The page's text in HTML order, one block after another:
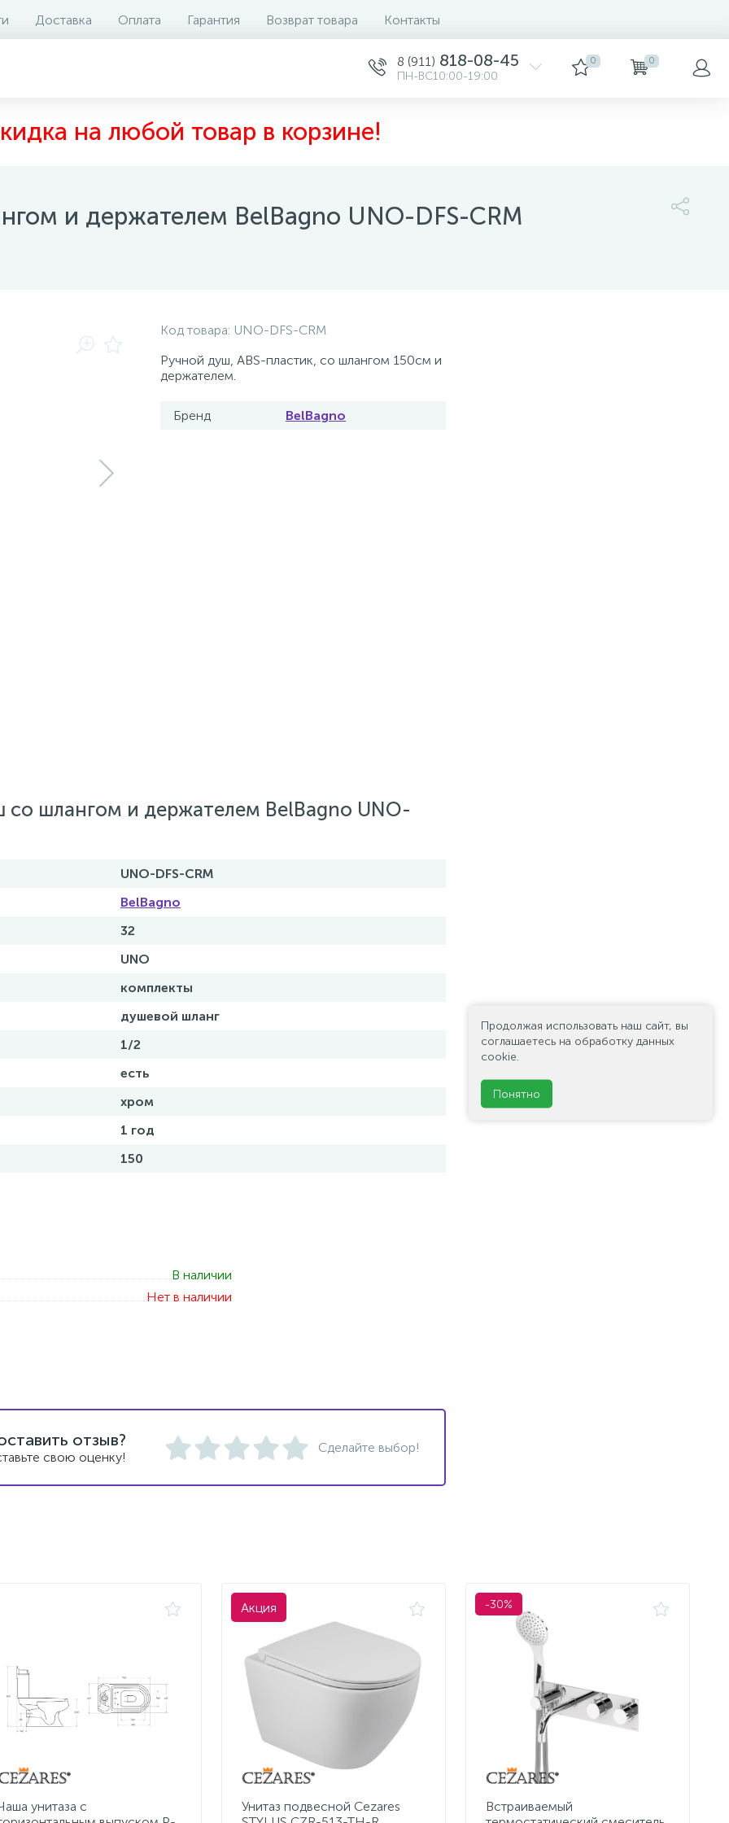
Доставка Оплата Гарантия Возврат товара Контакты
8 (911) 818-08-45
ПН-ВС10:00-19:00
0 0
на любой товар в корзине!
и держателем BelBagno UNO-DFS-CRM
на складе Отзывы 0
Код товара: UNO-DFS-CRM
Ручной душ, ABS-пластик, со шлангом 150см и
держателем.
Бренд BelBagno
со шлангом и держателем BelBagno UNO-
UNO-DFS-CRM
BelBagno
32
UNO
комплекты
душевой шланг
1/2
есть
хром
1 год
150
В наличии
Нет в наличии
1 375 руб.
отзыв?
свою оценку!
Сделайте выбор!
унитаза с
Акция
Унитаз подвесной Cezares
-30%
Встраиваемый
Продолжая использовать наш сайт, вы
соглашаетесь на обработку данных
cookie.
Понятно